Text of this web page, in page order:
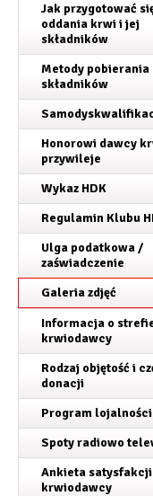
Jak przygotować
oddania krwi i jej
składników
Metody
składników
Honorowi dawcy
przywileje
Wykaz HDK
Regulamin Klubu
Ulga podatkowa /
zaświadczenie
Galeria zdjęć
Informacja o
krwiodawcy
Rodzaj objętość i
donacji
Program
Spoty radiowo
Ankieta satysfakcji
krwiodawcy